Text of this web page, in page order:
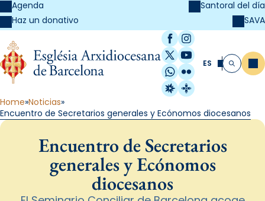
Agenda
Haz un donativo
Santoral del día
SAVA
Facebook
Instagram
X / Twitter
YouTube
WhatsApp
Flickr
Radio Estel
Catalunya
ES Buscar
Home Noticias
Encuentro de Secretarios generales y Ecónomos diocesanos
Encuentro de Secretarios
generales y Ecónomos
diocesanos